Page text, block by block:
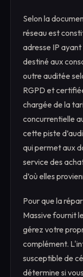
Selon la
réseau est
adresse IP
destiné aux
outre auditée
RGPD et
chargée de la
concurrentielle
cette piste
qui permet aux
service des
d’où elles
Pour que la
Massive fournit
gérez votre
complément.
susceptible de
détermine si